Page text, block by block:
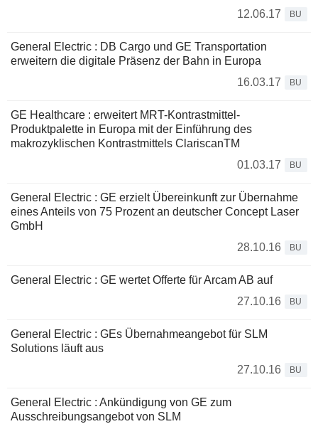
12.06.17
BU
General Electric : DB Cargo und GE Transportation
erweitern die digitale Präsenz der Bahn in Europa
16.03.17
BU
GE Healthcare : erweitert MRT-Kontrastmittel-
Produktpalette in Europa mit der Einführung des
makrozyklischen Kontrastmittels ClariscanTM
01.03.17
BU
General Electric : GE erzielt Übereinkunft zur Übernahme
eines Anteils von 75 Prozent an deutscher Concept Laser
GmbH
28.10.16
BU
General Electric : GE wertet Offerte für Arcam AB auf
27.10.16
BU
General Electric : GEs Übernahmeangebot für SLM
Solutions läuft aus
27.10.16
BU
General Electric : Ankündigung von GE zum
Ausschreibungsangebot von SLM